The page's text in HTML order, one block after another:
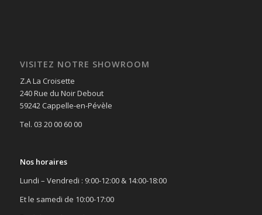
VISITEZ NOTRE SHOWROOM
Z.A La Croisette
240 Rue du Noir Debout
59242 Cappelle-en-Pévèle
Tel. 03 20 00 60 00
Nos horaires
Lundi – Vendredi : 9:00-12:00 & 14:00-18:00
Et le samedi de 10:00-17:00